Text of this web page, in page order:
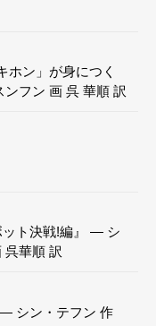
ホン」が身につく
フン 画 呉 華順 訳
ット決戦!編』 — シ
呉華順 訳
— シン・テフン 作